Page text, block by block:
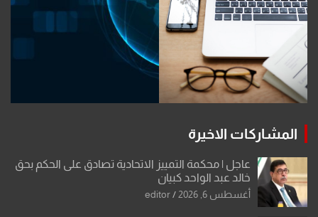
المشاركات الاخيرة
عاجل | محكمة التمييز الاتحادية تصادق على الحكم بحق
خالد عبد الواحد كبيان
أغسطس 6, 2026 editor